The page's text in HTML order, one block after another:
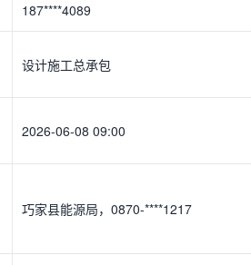
187****4089
设计施工总承包
2026-06-08 09:00
巧家县能源局，0870-****1217